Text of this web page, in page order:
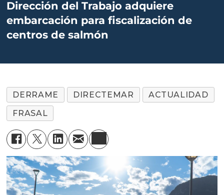
Dirección del Trabajo adquiere
embarcación para fiscalización de
centros de salmón
DERRAME DIRECTEMAR
ACTUALIDAD
FRASAL